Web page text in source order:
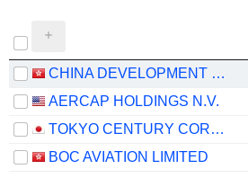
CHINA DEVELOPMENT BANK FINANCIAL LEASING CO., LTD.
AERCAP HOLDINGS N.V.
TOKYO CENTURY CORPORATION
BOC AVIATION LIMITED